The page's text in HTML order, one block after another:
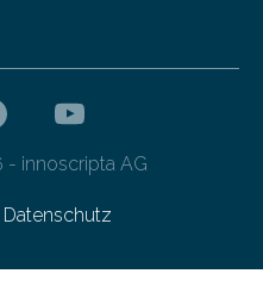
innoscripta AG
Datenschutz